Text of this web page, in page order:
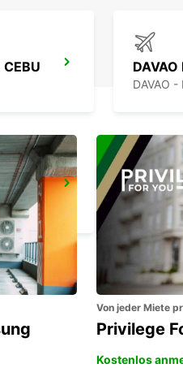
CEBU
DAVAO -
PASAY -
Von jeder Miete
Privilege
Kostenlos